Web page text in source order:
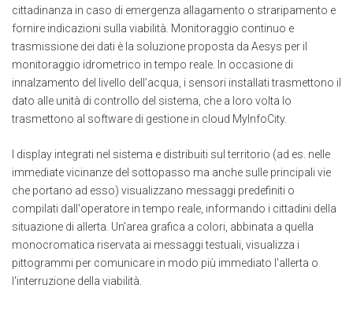
cittadinanza in caso di emergenza allagamento o straripamento e
fornire indicazioni sulla viabilità. Monitoraggio continuo e
trasmissione dei dati è la soluzione proposta da Aesys per il
monitoraggio idrometrico in tempo reale. In occasione di
innalzamento del livello dell’acqua, i sensori installati trasmettono il
dato alle unità di controllo del sistema, che a loro volta lo
trasmettono al software di gestione in cloud MyInfoCity.
I display integrati nel sistema e distribuiti sul territorio (ad es. nelle
immediate vicinanze del sottopasso ma anche sulle principali vie
che portano ad esso) visualizzano messaggi predefiniti o
compilati dall'operatore in tempo reale, informando i cittadini della
situazione di allerta. Un'area grafica a colori, abbinata a quella
monocromatica riservata ai messaggi testuali, visualizza i
pittogrammi per comunicare in modo più immediato l'allerta o
l'interruzione della viabilità.